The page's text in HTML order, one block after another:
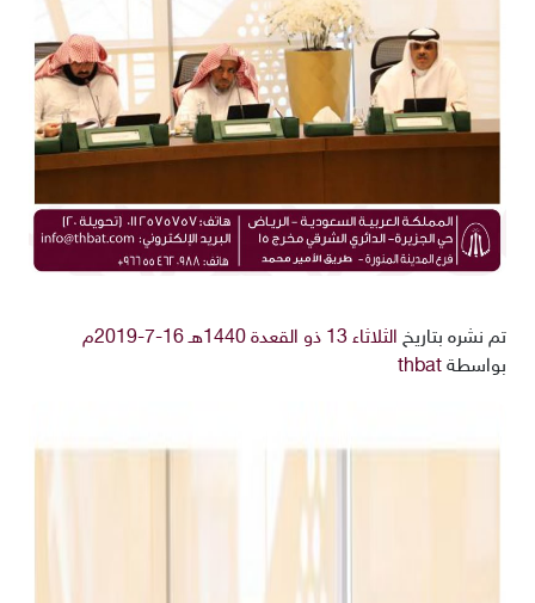
تم نشره بتاريخ الثلاثاء 13 ذو القعدة 1440هـ 16-7-2019م
بواسطة thbat